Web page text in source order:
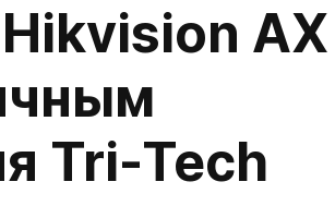
AX
Tri-Tech